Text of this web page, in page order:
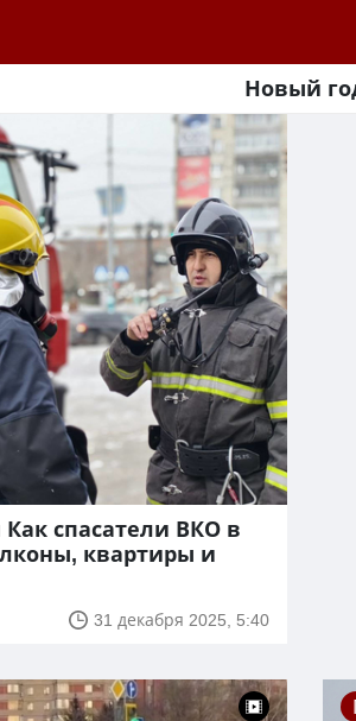
Новый
спасатели ВКО в
квартиры и
31 декабря 2025, 5:40